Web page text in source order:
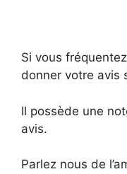
Si vous
donner votre avis
Il possède une
avis.
Parlez nous de